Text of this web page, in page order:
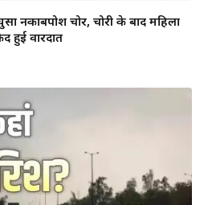
नकाबपोश चोर, चोरी के बाद महिला
हुई वारदात